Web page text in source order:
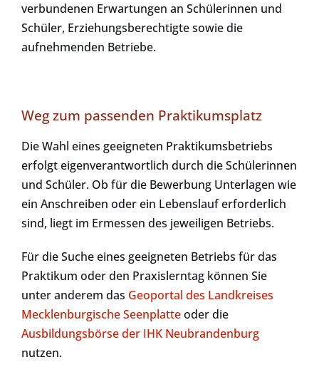
verbundenen Erwartungen an Schülerinnen und
Schüler, Erziehungsberechtigte sowie die
aufnehmenden Betriebe.
Weg zum passenden Praktikumsplatz
Die Wahl eines geeigneten Praktikumsbetriebs
erfolgt eigenverantwortlich durch die Schülerinnen
und Schüler. Ob für die Bewerbung Unterlagen wie
ein Anschreiben oder ein Lebenslauf erforderlich
sind, liegt im Ermessen des jeweiligen Betriebs.
Für die Suche eines geeigneten Betriebs für das
Praktikum oder den Praxislerntag können Sie
unter anderem das Geoportal des Landkreises
Mecklenburgische Seenplatteoder die
Ausbildungsbörse der IHK Neubrandenburg
nutzen.